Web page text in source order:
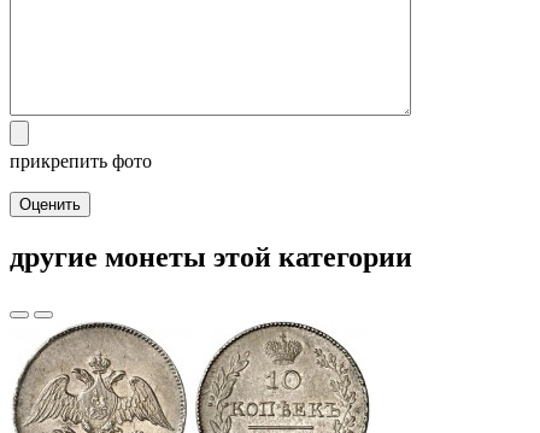
прикрепить фото
Оценить
другие монеты этой категории